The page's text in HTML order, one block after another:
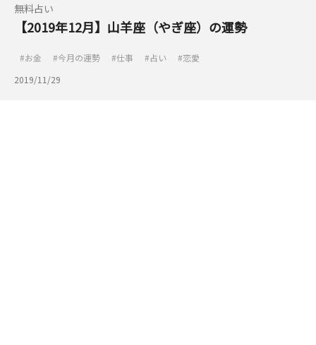
無料占い
【2019年12月】山羊座（やぎ座）の運勢
お金 今月の運勢 仕事 占い
恋愛
2019/11/29